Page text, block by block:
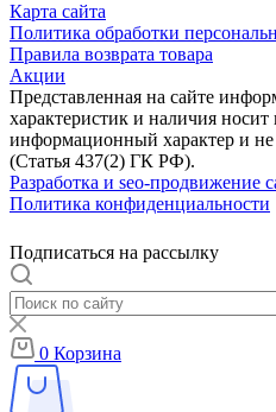
Карта сайта
Политика обработки
Правила возврата товара
Акции
Представленная на сайте
характеристик и наличия
информационный характер и не
(Статья 437(2) ГК РФ).
Разработка и seo-продвижение
Политика конфиденциальности
Подписаться на рассылку
0 Корзина